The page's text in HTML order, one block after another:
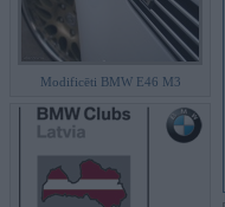
Modificēti BMW E46 M3